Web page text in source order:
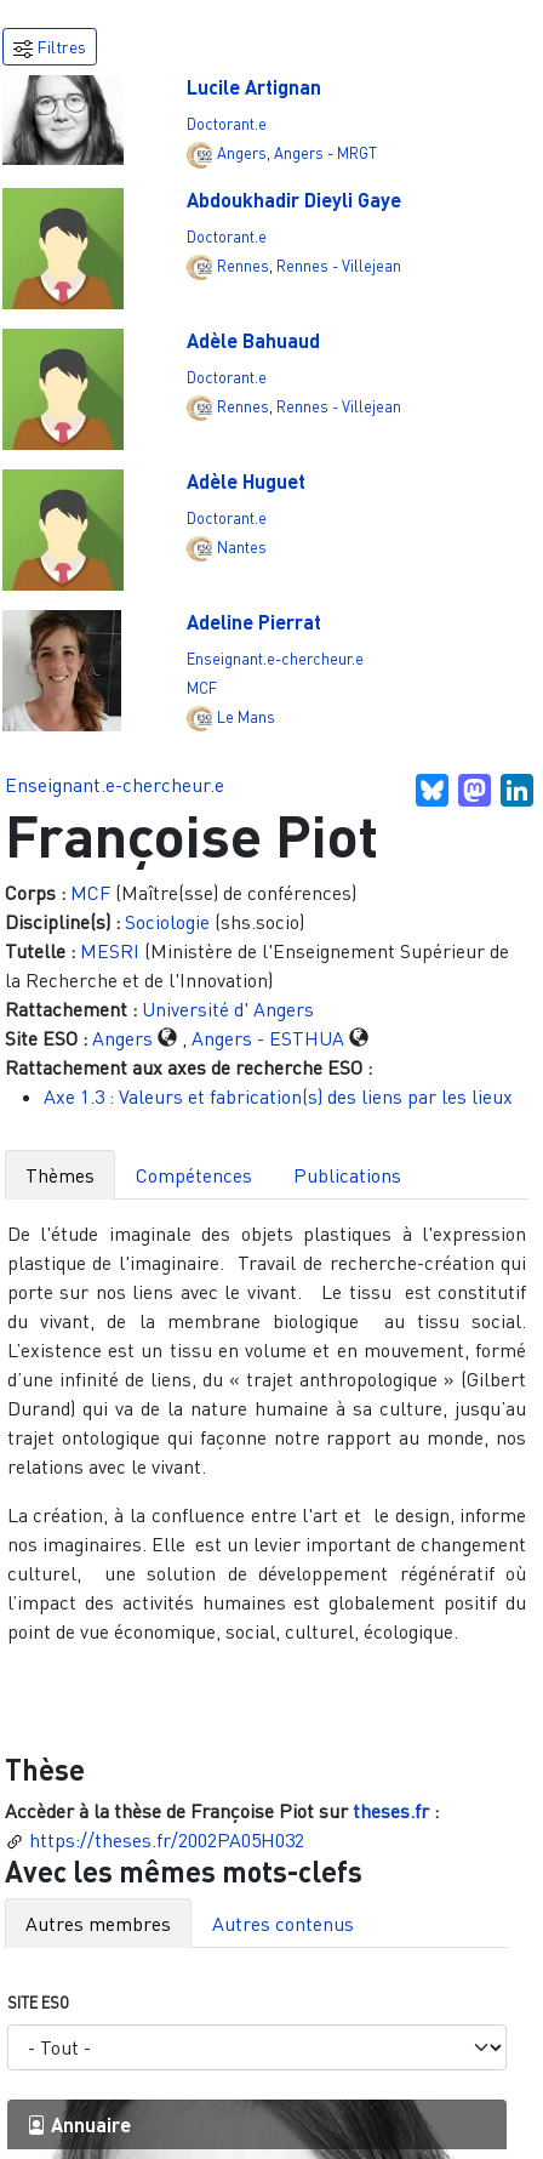
Filtres
Lucile Artignan
Doctorant.e
Angers Angers - MRGT
Abdoukhadir Dieyli Gaye
Doctorant.e
Rennes Rennes - Villejean
Adèle Bahuaud
Doctorant.e
Rennes Rennes - Villejean
Adèle Huguet
Doctorant.e
Nantes
Adeline Pierrat
Enseignant.e-chercheur.e
MCF
Le Mans
Bluesky
Enseignant.e-chercheur.e
Françoise Piot
Corps : MCF (Maître(sse) de conférences)
Discipline(s) : Sociologie (shs.socio)
Tutelle : MESRI (Ministère de l'Enseignement Supérieur de
la Recherche et de l'Innovation)
Rattachement : Université d' Angers
Site ESO : Angers , Angers - ESTHUA
Rattachement aux axes de recherche ESO :
Axe 1.3 : Valeurs et fabrication(s) des liens par les lieux
Thèmes Compétences Publications
De l'étude imaginale des objets plastiques à l'expression
plastique de l'imaginaire. Travail de recherche-création qui
porte sur nos liens avec le vivant. Le tissu est constitutif
du vivant, de la membrane biologique au tissu social.
L’existence est un tissu en volume et en mouvement, formé
d’une infinité de liens, du « trajet anthropologique » (Gilbert
Durand) qui va de la nature humaine à sa culture, jusqu’au
trajet ontologique qui façonne notre rapport au monde, nos
relations avec le vivant.
La création, à la confluence entre l'art et le design, informe
nos imaginaires. Elle est un levier important de changement
culturel, une solution de développement régénératif où
l’impact des activités humaines est globalement positif du
point de vue économique, social, culturel, écologique.
Thèse
Accèder à la thèse de Françoise Piot surtheses.fr:
https://theses.fr/2002PA05H032
Avec les mêmes mots-clefs
Autres membres Autres contenus
SITE ESO
Annuaire